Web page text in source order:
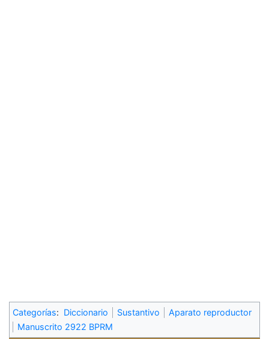
Categorías: Diccionario Sustantivo
Aparato reproductor
Manuscrito 2922 BPRM